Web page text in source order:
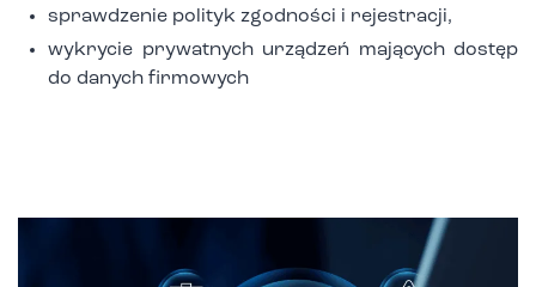
sprawdzenie polityk zgodności i rejestracji,
wykrycie prywatnych urządzeń mających dostęp
do danych firmowych